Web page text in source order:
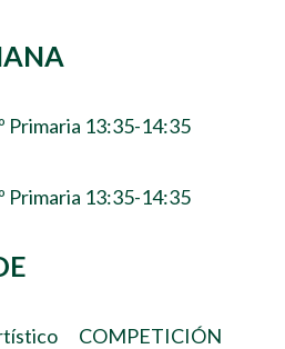
Primaria 13:35-14:35
Primaria 13:35-14:35
COMPETICIÓN